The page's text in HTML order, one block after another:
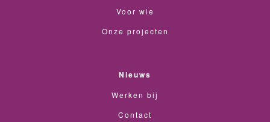
Voor wie
Onze projecten
Nieuws
Werken bij
Contact